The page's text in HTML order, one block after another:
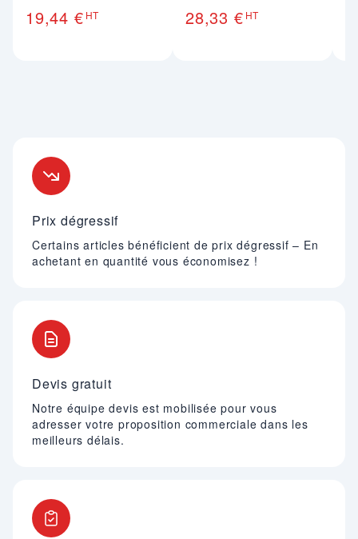
19,44 € HT 28,33 € HT
Prix dégressif
Certains articles bénéficient de prix dégressif – En
achetant en quantité vous économisez !
Devis gratuit
Notre équipe devis est mobilisée pour vous
adresser votre proposition commerciale dans les
meilleurs délais.